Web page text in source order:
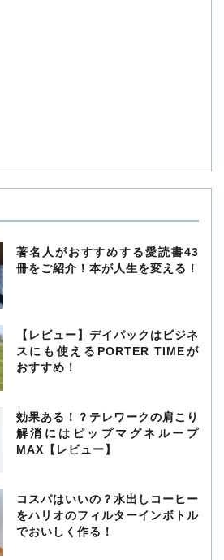
著名人がおすすめする愛読書43
冊をご紹介！本が人生を変える！
【レビュー】デイパックはビジネ
スにも使えるPORTER TIMEが
おすすめ！
効果ある！？テレワークの肩こり
解消にはピップマグネループ
MAX【レビュー】
コスパはいいの？水出しコーヒー
をハリオのフィルターインボトル
でおいしく作る！